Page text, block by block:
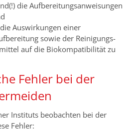
die Aufbereitungsanweisungen
Auswirkungen einer
sowie der Reinigungs-
auf die Biokompatibilität zu
Fehler bei der
Instituts beobachten bei der
Fehler: